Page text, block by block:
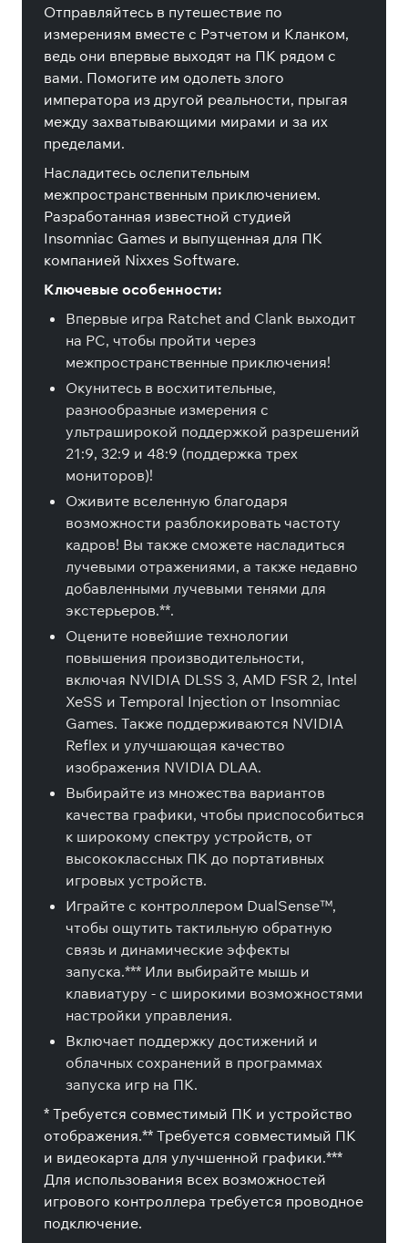
Отправляйтесь в путешествие по
измерениям вместе с Рэтчетом и Кланком,
ведь они впервые выходят на ПК рядом с
вами. Помогите им одолеть злого
императора из другой реальности, прыгая
между захватывающими мирами и за их
пределами.
Насладитесь ослепительным
межпространственным приключением.
Разработанная известной студией
Insomniac Games и выпущенная для ПК
компанией Nixxes Software.
Ключевые особенности:
Впервые игра Ratchet and Clank выходит
на PC, чтобы пройти через
межпространственные приключения!
Окунитесь в восхитительные,
разнообразные измерения с
ультраширокой поддержкой разрешений
21:9, 32:9 и 48:9 (поддержка трех
мониторов)!
Оживите вселенную благодаря
возможности разблокировать частоту
кадров! Вы также сможете насладиться
лучевыми отражениями, а также недавно
добавленными лучевыми тенями для
экстерьеров.**.
Оцените новейшие технологии
повышения производительности,
включая NVIDIA DLSS 3, AMD FSR 2, Intel
XeSS и Temporal Injection от Insomniac
Games. Также поддерживаются NVIDIA
Reflex и улучшающая качество
изображения NVIDIA DLAA.
Выбирайте из множества вариантов
качества графики, чтобы приспособиться
к широкому спектру устройств, от
высококлассных ПК до портативных
игровых устройств.
Играйте с контроллером DualSense™,
чтобы ощутить тактильную обратную
связь и динамические эффекты
запуска.*** Или выбирайте мышь и
клавиатуру - с широкими возможностями
настройки управления.
Включает поддержку достижений и
облачных сохранений в программах
запуска игр на ПК.
* Требуется совместимый ПК и устройство
отображения.** Требуется совместимый ПК
и видеокарта для улучшенной графики.***
Для использования всех возможностей
игрового контроллера требуется проводное
подключение.